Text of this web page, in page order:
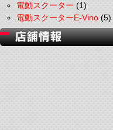
電動スクーター(1)
電動スクーターE-Vino(5)